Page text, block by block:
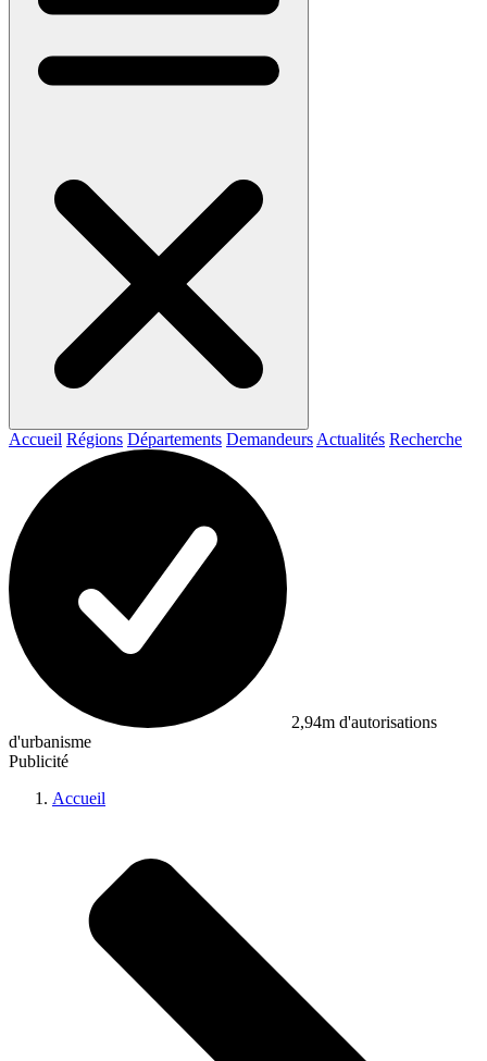
Accueil Régions Départements Demandeurs Actualités Recherche
2,94m d'autorisations
d'urbanisme
Publicité
Accueil